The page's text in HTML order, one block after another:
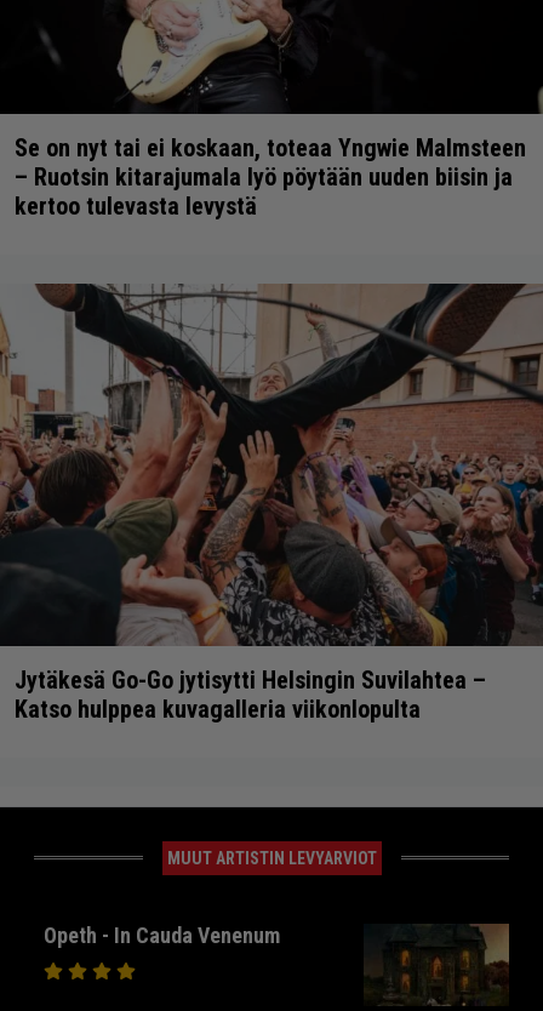
Se on nyt tai ei koskaan, toteaa Yngwie Malmsteen
– Ruotsin kitarajumala lyö pöytään uuden biisin ja
kertoo tulevasta levystä
Jytäkesä Go-Go jytisytti Helsingin Suvilahtea –
Katso hulppea kuvagalleria viikonlopulta
MUUT ARTISTIN LEVYARVIOT
Opeth - In Cauda Venenum